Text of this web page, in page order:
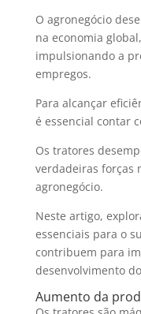
O agronegócio
na economia
impulsionando a
empregos.
Para alcançar
é essencial contar
Os tratores
verdadeiras forças
agronegócio.
Neste artigo,
essenciais para o
contribuem para
desenvolvimento
Aumento da